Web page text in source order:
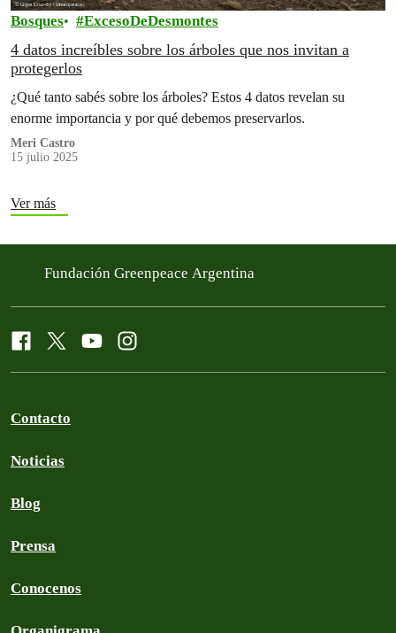
Bosques ExcesoDeDesmontes
4 datos increíbles sobre los árboles que nos invitan a
protegerlos
¿Qué tanto sabés sobre los árboles? Estos 4 datos revelan su
enorme importancia y por qué debemos preservarlos.
Meri Castro
15 julio 2025
Ver más
Fundación Greenpeace Argentina
Contacto
Noticias
Blog
Prensa
Conocenos